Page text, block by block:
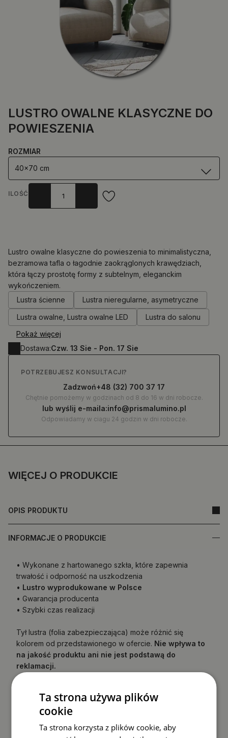
WIĘCEJ O PRODUKCIE
OPIS PRODUKTU
INFORMACJE O PRODUKCIE
• Wykonane z hartowanego szkła, które zapewnia
trwałość i odporność na uszkodzenia
• Lustro wyprodukowane w Polsce
• Gwarancja producenta
• Szybki czas realizacji
Tył lustra (folia zabezpieczająca) może różnić się
kolorem od przedstawionego w ofercie. Nie wpływa to
na jakość produktu ani nie jest podstawą do
reklamacji.
LUSTRO OWALNE KLASYCZNE DO
POWIESZENIA
ROZMIAR
40x70 cm
ILOŚĆ
0.00zł
Lustro owalne klasyczne do powieszenia to minimalistyczna,
bezramowa tafla o łagodnie zaokrąglonych krawędziach,
która łączy prostotę formy z subtelnym, eleganckim
wykończeniem.
Lustra ścienne
Lustra nieregularne, asymetryczne
Lustra owalne, Lustra owalne LED
Lustra do salonu
Pokaż więcej
Dostawa:Czw. 13 Sie - Pon. 17 Sie
POTRZEBUJESZ KONSULTACJI?
Zadzwoń+48 (32) 700 37 17
Chętnie pomożemy w godzinach od 8 do 16 w dni robocze.
lub wyślij e-maila:info@prismalumino.pl
Odpowiadamy w ciagu 24 godzin w dni robocze.
Ta strona używa plików
cookie
Ta strona korzysta z plików cookie, aby